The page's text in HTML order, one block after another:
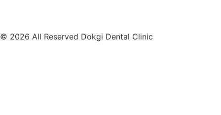
© 2026 All Reserved Dokgi Dental Clinic